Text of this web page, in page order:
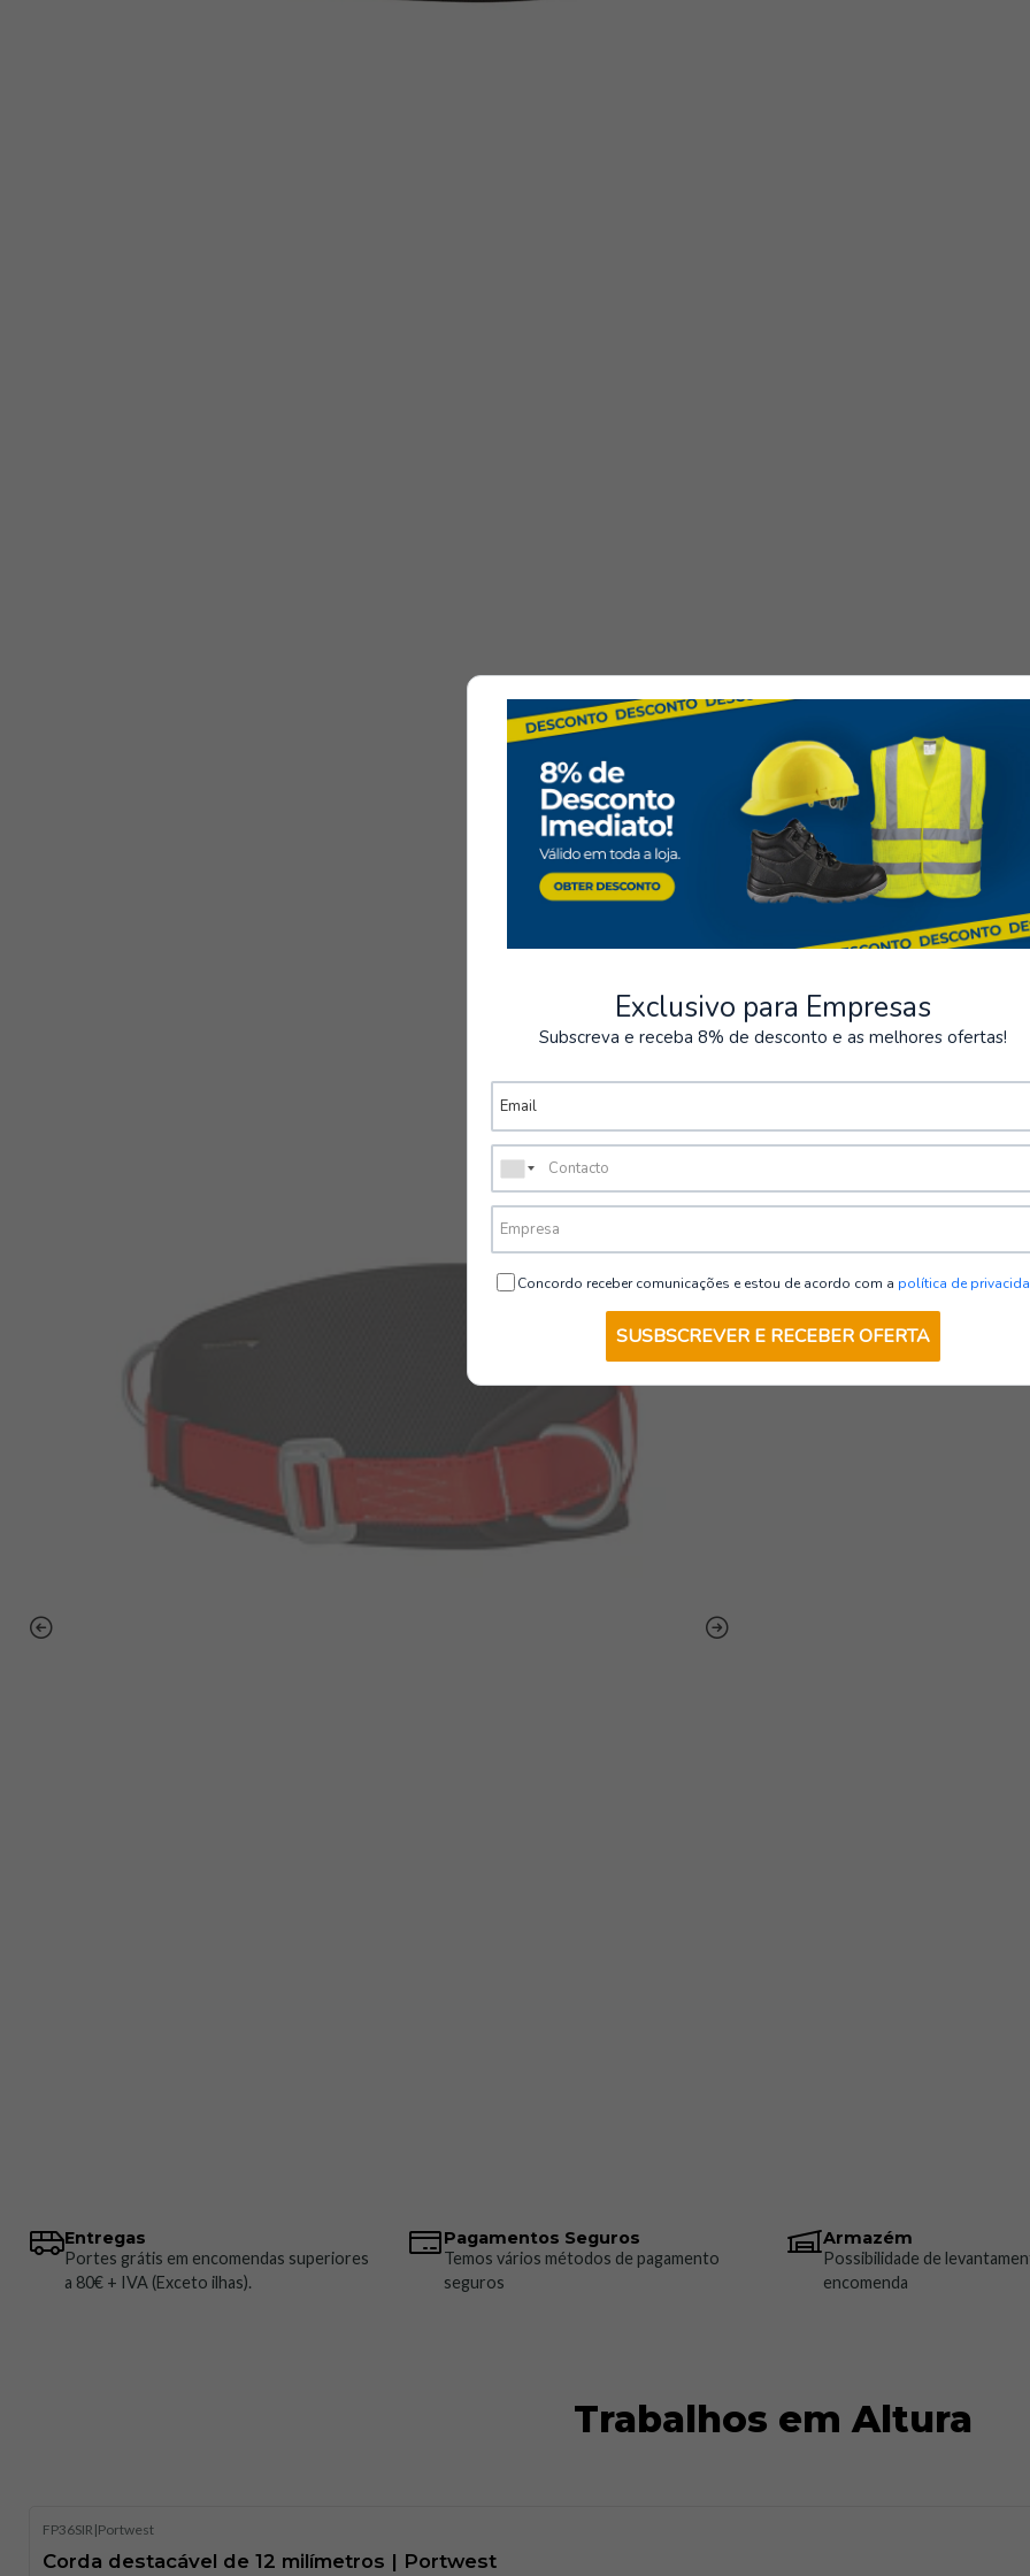
Entregas
Portes grátis em encomendas superiores
a 80€ + IVA (Exceto ilhas).
Pagamentos Seguros
Temos vários métodos de pagamento
seguros
Armazém
Possibilidade de
encomenda
Trabalhos em Altura
FP36SIR |Portwest
Corda destacável de 12 milímetros | Portwest
Exclusivo para Empresas
Subscreva e receba 8% de desconto e as melhores ofertas!
Concordo receber comunicações e estou de acordo com a política de
SUSBSCREVER E RECEBER OFERTA